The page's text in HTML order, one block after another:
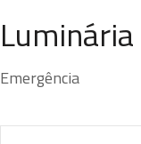
Emergência